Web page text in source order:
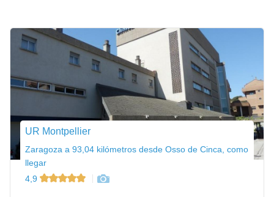
UR Montpellier
Zaragoza a 93,04 kilómetros desde Osso de Cinca, como
llegar
4,9